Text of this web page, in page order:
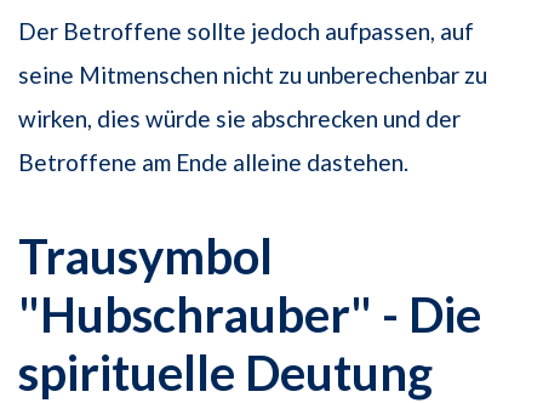
Der Betroffene sollte jedoch aufpassen, auf
seine Mitmenschen nicht zu unberechenbar zu
wirken, dies würde sie abschrecken und der
Betroffene am Ende alleine dastehen.
Trausymbol
"Hubschrauber" - Die
spirituelle Deutung